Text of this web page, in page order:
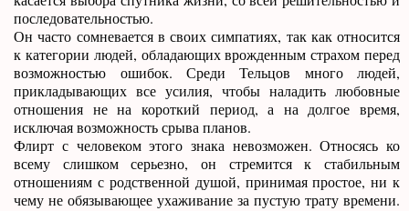
последовательностью.
Он часто сомневается в своих симпатиях, так как относится
к категории людей, обладающих врожденным страхом перед
возможностью ошибок. Среди Тельцов много людей,
прикладывающих все усилия, чтобы наладить любовные
отношения не на короткий период, а на долгое время,
исключая возможность срыва планов.
Флирт с человеком этого знака невозможен. Относясь ко
всему слишком серьезно, он стремится к стабильным
отношениям с родственной душой, принимая простое, ни к
чему не обязывающее ухаживание за пустую трату времени.